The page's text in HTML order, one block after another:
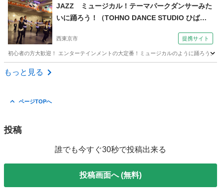
東京 大田区 フラダンス
JAZZ ミュージカル！テーマパークダンサーみた
いに踊ろう！（TOHNO DANCE STUDIO ひばり
西東京市 提携サイト
初心者の方大歓迎！ エンターテインメントの大定番！ミュージカルのように踊ろう
東京 西東京市
もっと見る
ページTOPへ
投稿
誰でも今すぐ30秒で投稿出来る
投稿画面へ (無料)